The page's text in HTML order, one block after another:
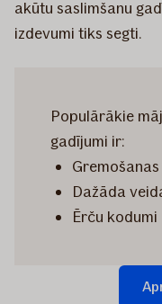
akūtu saslimšanu
izdevumi tiks segti.
Populārākie
gadījumi ir:
Dažāda
Ērču kodumi